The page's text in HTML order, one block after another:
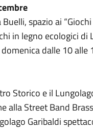
spazio ai
in legno ecologici di
dalle 10 alle
Storico e il
alla Street Band
Garibaldi